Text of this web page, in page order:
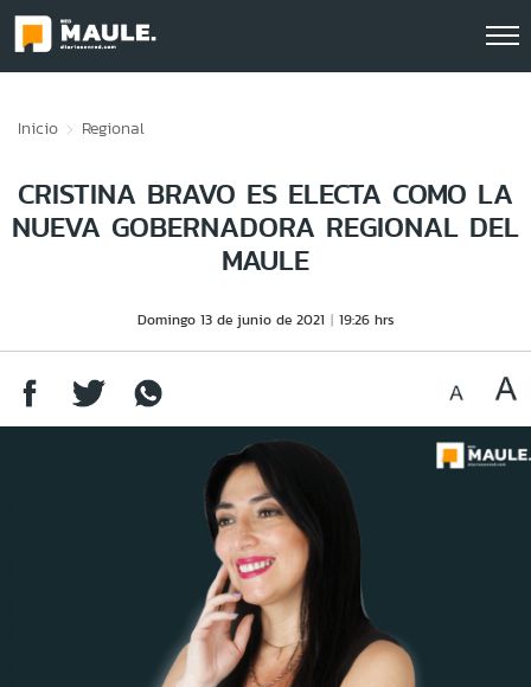
Inicio Regional
CRISTINA BRAVO ES ELECTA COMO LA
NUEVA GOBERNADORA REGIONAL DEL
MAULE
Domingo 13 de junio de 2021 19:26 hrs